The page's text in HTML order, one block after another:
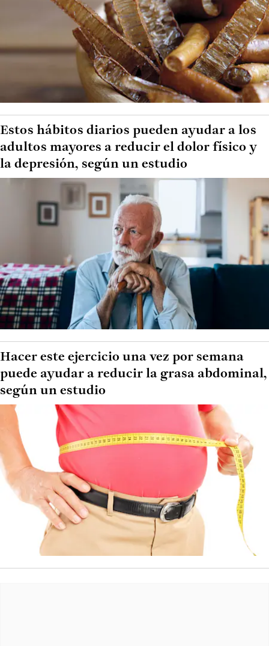
Estos hábitos diarios pueden ayudar a los
adultos mayores a reducir el dolor físico y
la depresión, según un estudio
Hacer este ejercicio una vez por semana
puede ayudar a reducir la grasa abdominal,
según un estudio